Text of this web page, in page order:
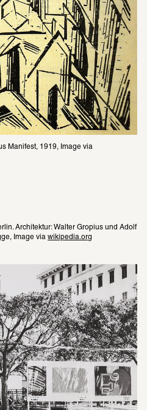
Architektur: Walter Gropius und Adolf
Image via wikipedia.org